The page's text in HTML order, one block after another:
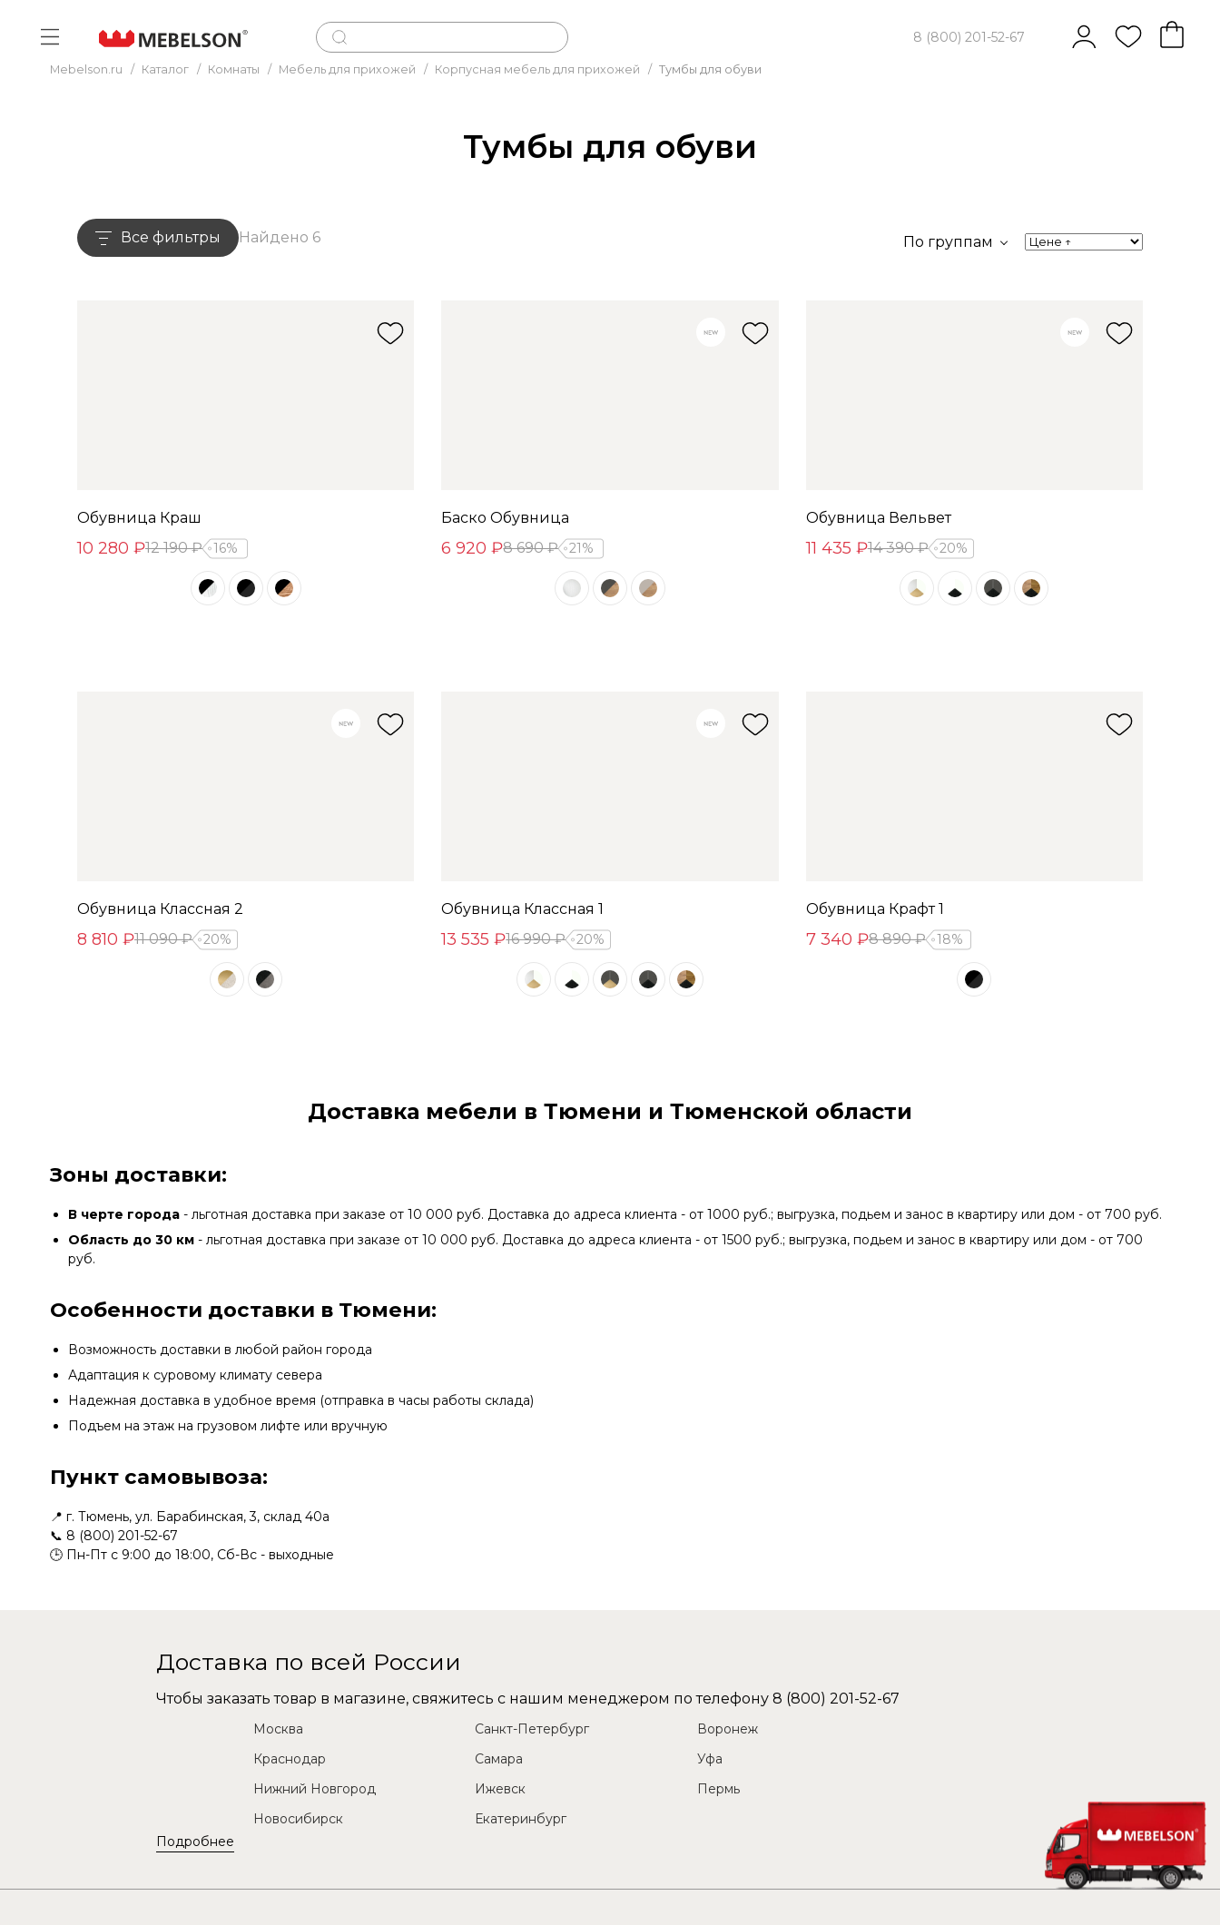
8 (800) 201-52-67
Mebelson.ru / Каталог / Комнаты / Мебель для прихожей / Корпусная мебель для прихожей / Тумбы для обуви
Тумбы для обуви
Все фильтры Найдено 6 По группам
Обувница Краш
10 280 ₽12 190 ₽ 16%
Баско Обувница
6 920 ₽8 690 ₽ 21%
Обувница Вельвет
11 435 ₽14 390 ₽ 20%
Обувница Классная 2
8 810 ₽11 090 ₽ 20%
Обувница Классная 1
13 535 ₽16 990 ₽ 20%
Обувница Крафт 1
7 340 ₽8 890 ₽ 18%
Доставка мебели в Тюмени и Тюменской области
Зоны доставки:
В черте города - льготная доставка при заказе от 10 000 руб. Доставка до адреса клиента - от 1000 руб.; выгрузка, подьем и занос в квартиру или дом - от 700 руб.
Область до 30 км - льготная доставка при заказе от 10 000 руб. Доставка до адреса клиента - от 1500 руб.; выгрузка, подьем и занос в квартиру или дом - от 700
руб.
Особенности доставки в Тюмени:
Возможность доставки в любой район города
Адаптация к суровому климату севера
Надежная доставка в удобное время (отправка в часы работы склада)
Подъем на этаж на грузовом лифте или вручную
Пункт самовывоза:
📍 г. Тюмень, ул. Барабинская, 3, склад 40а
📞 8 (800) 201-52-67
🕒 Пн-Пт с 9:00 до 18:00, Сб-Вс - выходные
Доставка по всей России
Чтобы заказать товар в магазине, свяжитесь с нашим менеджером по телефону 8 (800) 201-52-67
Подробнее
Москва Санкт-Петербург
Воронеж
Краснодар
Самара
Уфа
Нижний Новгород
Ижевск
Пермь
Новосибирск
Екатеринбург